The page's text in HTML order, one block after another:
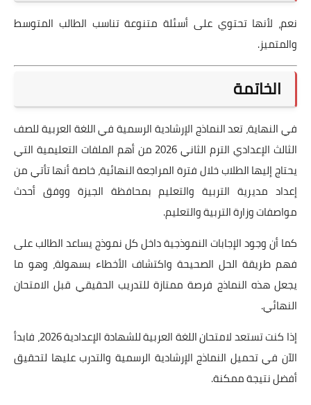
نعم، لأنها تحتوي على أسئلة متنوعة تناسب الطالب المتوسط
والمتميز.
الخاتمة
في النهاية، تعد النماذج الإرشادية الرسمية في اللغة العربية للصف
الثالث الإعدادي الترم الثاني 2026 من أهم الملفات التعليمية التي
يحتاج إليها الطلاب خلال فترة المراجعة النهائية، خاصة أنها تأتي من
إعداد مديرية التربية والتعليم بمحافظة الجيزة ووفق أحدث
مواصفات وزارة التربية والتعليم.
كما أن وجود الإجابات النموذجية داخل كل نموذج يساعد الطالب على
فهم طريقة الحل الصحيحة واكتشاف الأخطاء بسهولة، وهو ما
يجعل هذه النماذج فرصة ممتازة للتدريب الحقيقي قبل الامتحان
النهائي.
إذا كنت تستعد لامتحان اللغة العربية للشهادة الإعدادية 2026، فابدأ
الآن في تحميل النماذج الإرشادية الرسمية والتدرب عليها لتحقيق
أفضل نتيجة ممكنة.